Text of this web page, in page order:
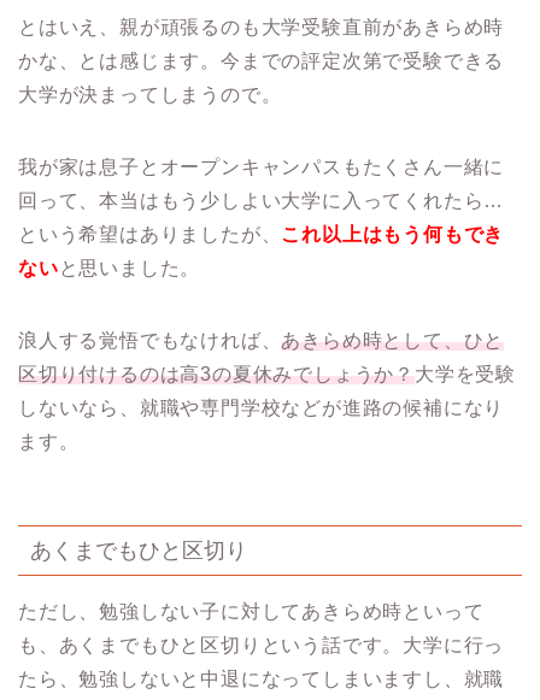
とはいえ、親が頑張るのも大学受験直前があきらめ時
かな、とは感じます。今までの評定次第で受験できる
大学が決まってしまうので。
我が家は息子とオープンキャンパスもたくさん一緒に
回って、本当はもう少しよい大学に入ってくれたら…
という希望はありましたが、 これ以上はもう何もでき
ない と思いました。
浪人する覚悟でもなければ、あきらめ時として、ひと
区切り付けるのは高3の夏休みでしょうか？大学を受験
しないなら、就職や専門学校などが進路の候補になり
ます。
あくまでもひと区切り
ただし、勉強しない子に対してあきらめ時といって
も、あくまでもひと区切りという話です。大学に行っ
たら、勉強しないと中退になってしまいますし、就職